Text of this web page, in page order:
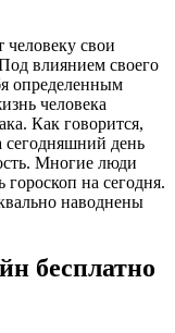
человеку свои
влиянием своего
определенным
человека
Как говорится,
день
Многие люди
на сегодня.
наводнены
бесплатно